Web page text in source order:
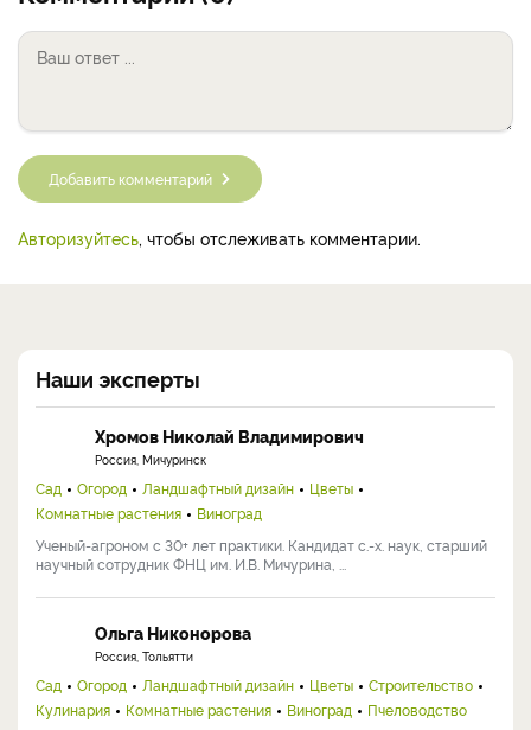
Добавить комментарий
Авторизуйтесь, чтобы отслеживать комментарии.
Наши эксперты
Хромов Николай Владимирович
Россия, Мичуринск
Сад Огород Ландшафтный дизайн
Цветы
Комнатные растения
Виноград
Ученый-агроном с 30+ лет практики. Кандидат с.-х. наук, старший
научный сотрудник ФНЦ им. И.В. Мичурина, ...
Ольга Никонорова
Россия, Тольятти
Сад Огород Ландшафтный дизайн Цветы
Строительство
Кулинария
Комнатные растения Виноград
Пчеловодство